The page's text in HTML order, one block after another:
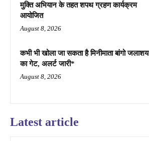
मुक्ति अभियान के तहत शपथ ग्रहण कार्यक्रम
आयोजित
August 8, 2026
कभी भी खोला जा सकता है मिनीमाता बांगो जलाशय
का गेट, अलर्ट जारी*
August 8, 2026
Latest article